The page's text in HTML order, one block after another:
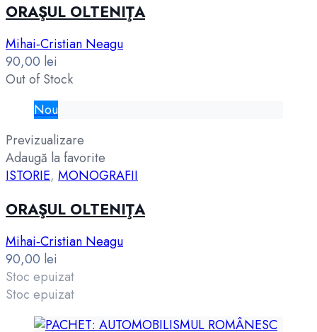
ORAŞUL OLTENIŢA
Mihai‑Cristian Neagu
90,00 lei
Out of Stock
Nou
Previzualizare
Adaugă la favorite
ISTORIE, MONOGRAFII
ORAŞUL OLTENIŢA
Mihai‑Cristian Neagu
90,00 lei
Stoc epuizat
Stoc epuizat